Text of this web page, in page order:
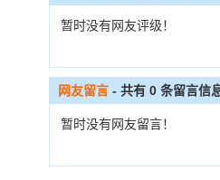
暂时没有网友评级！
网友留言 - 共有 0 条留言信
暂时没有网友留言！